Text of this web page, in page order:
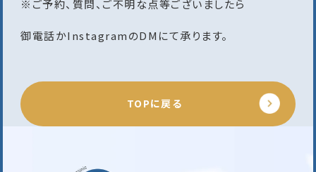
※ご予約、質問、ご不明な点等ございましたら
御電話かInstagramのDMにて承ります。
TOPに戻る